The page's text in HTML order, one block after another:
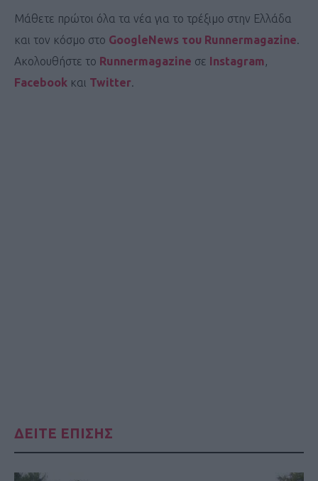
Μάθετε πρώτοι όλα τα νέα για το τρέξιμο στην Ελλάδα
και τον κόσμο στο GoogleNews του Runnermagazine.
Ακολουθήστε το Runnermagazine σε Instagram,
Facebook και Twitter.
ΔΕΙΤΕ ΕΠΙΣΗΣ